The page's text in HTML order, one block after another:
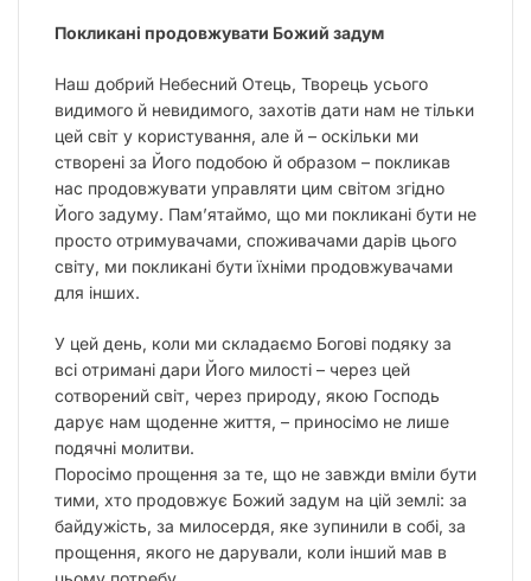
Покликані продовжувати Божий задум
Наш добрий Небесний Отець, Творець усього
видимого й невидимого, захотів дати нам не тільки
цей світ у користування, але й – оскільки ми
створені за Його подобою й образом – покликав
нас продовжувати управляти цим світом згідно
Його задуму. Памʼятаймо, що ми покликані бути не
просто отримувачами, споживачами дарів цього
світу, ми покликані бути їхніми продовжувачами
для інших.
У цей день, коли ми складаємо Богові подяку за
всі отримані дари Його милості – через цей
сотворений світ, через природу, якою Господь
дарує нам щоденне життя, – приносімо не лише
подячні молитви.
Поросімо прощення за те, що не завжди вміли бути
тими, хто продовжує Божий задум на цій землі: за
байдужість, за милосердя, яке зупинили в собі, за
прощення, якого не дарували, коли інший мав в